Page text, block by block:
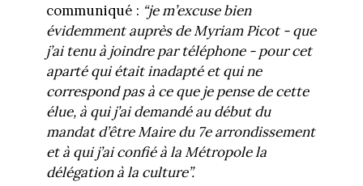
communiqué : “je m’excuse bien
évidemment auprès de Myriam Picot - que
j’ai tenu à joindre par téléphone - pour cet
aparté qui était inadapté et qui ne
correspond pas à ce que je pense de cette
élue, à qui j’ai demandé au début du
mandat d’être Maire du 7e arrondissement
et à qui j’ai confié à la Métropole la
délégation à la culture”.